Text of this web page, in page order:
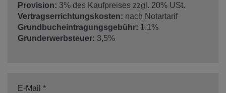
Provision: 3% des Kaufpreises zzgl. 20% USt.
Vertragserrichtungskosten: nach Notartarif
Grundbucheintragungsgebühr: 1,1%
Grunderwerbsteuer: 3,5%
E-Mail